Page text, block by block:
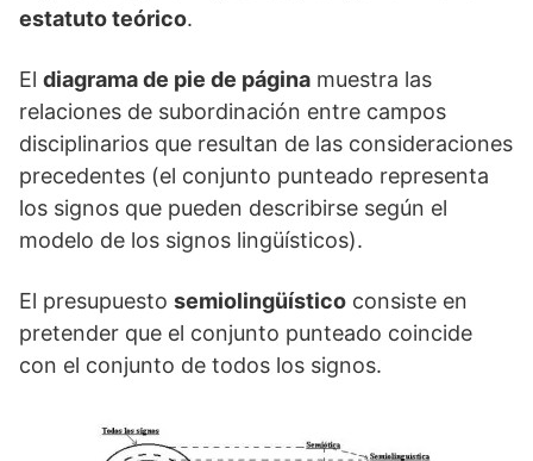
estatuto teórico.
El diagrama de pie de página muestra las
relaciones de subordinación entre campos
disciplinarios que resultan de las consideraciones
precedentes (el conjunto punteado representa
los signos que pueden describirse según el
modelo de los signos lingüísticos).
El presupuesto semiolingüístico consiste en
pretender que el conjunto punteado coincide
con el conjunto de todos los signos.